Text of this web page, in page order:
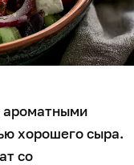
ароматными
хорошего сыра.
со